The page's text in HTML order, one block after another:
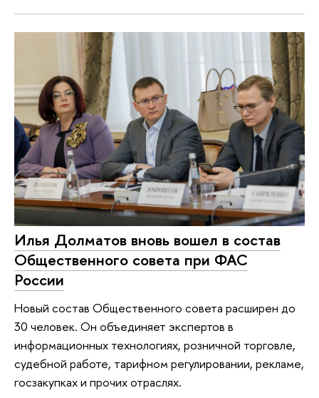
Илья Долматов вновь вошел в состав
Общественного совета при ФАС
России
Новый состав Общественного совета расширен до
30 человек. Он объединяет экспертов в
информационных технологиях, розничной торговле,
судебной работе, тарифном регулировании, рекламе,
госзакупках и прочих отраслях.